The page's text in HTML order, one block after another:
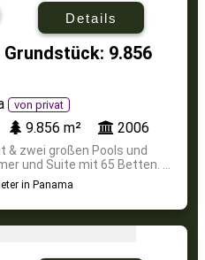
Details
9.856
von privat
9.856 m² 2006
& zwei großen Pools und
und Suite mit 65 Betten. ...